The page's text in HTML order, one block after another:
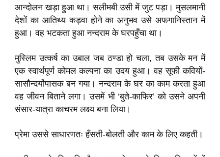
आन्दोलन खड़ा हुआ था। सलीमबी उसी में जुट पड़ा। मुसलमानी
देशों का आतिथ्य कड़वा होने का अनुभव उसे अफगानिस्तान में
हुआ। वह भटकता हुआ नन्दराम के घरपहुँचा था।
मुस्लिम उत्कर्ष का उबाल जब ठण्डा हो चला, तब उसके मन में
एक स्वार्थपूर्ण कोमल कल्पना का उदय हुआ। वह सूफी कवियों-
सासौन्दर्योपासक बन गया। नन्दराम के घर का काम करता हुआ
वह जीवन बिताने लगा। उसमें भी ‘बुते-काफिर’ को उसने अपनी
संसार-यात्रा काचरम लक्ष्य बना लिया।
प्रेमा उससे साधारणतः हँसती-बोलती और काम के लिए कहती।